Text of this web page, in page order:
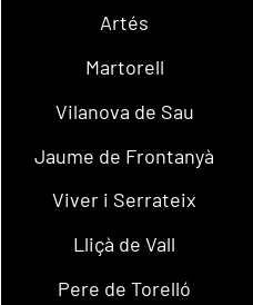
Artés
Martorell
Vilanova de Sau
Jaume de Frontanyà
Viver i Serrateix
Lliçà de Vall
Pere de Torelló